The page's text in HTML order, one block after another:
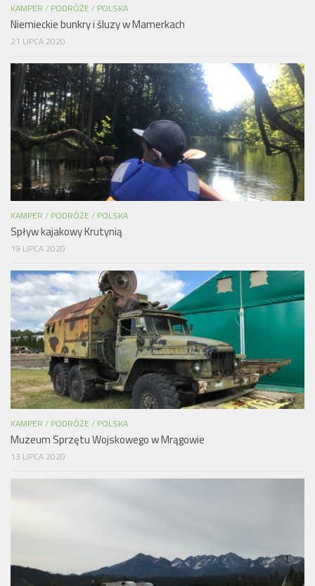
KAMPER / PODRÓŻE / POLSKA
Niemieckie bunkry i śluzy w Mamerkach
21 LIPCA 2020
KAMPER / PODRÓŻE / POLSKA
Spływ kajakowy Krutynią
19 LIPCA 2020
KAMPER / PODRÓŻE / POLSKA
Muzeum Sprzętu Wojskowego w Mrągowie
13 LIPCA 2020